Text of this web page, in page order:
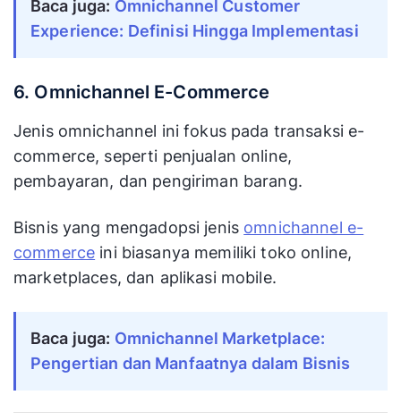
Baca juga: Omnichannel Customer
Experience: Definisi Hingga Implementasi
6. Omnichannel E-Commerce
Jenis omnichannel ini fokus pada transaksi e-
commerce, seperti penjualan online,
pembayaran, dan pengiriman barang.
Bisnis yang mengadopsi jenis omnichannel e-
commerce ini biasanya memiliki toko online,
marketplaces, dan aplikasi mobile.
Baca juga: Omnichannel Marketplace:
Pengertian dan Manfaatnya dalam Bisnis